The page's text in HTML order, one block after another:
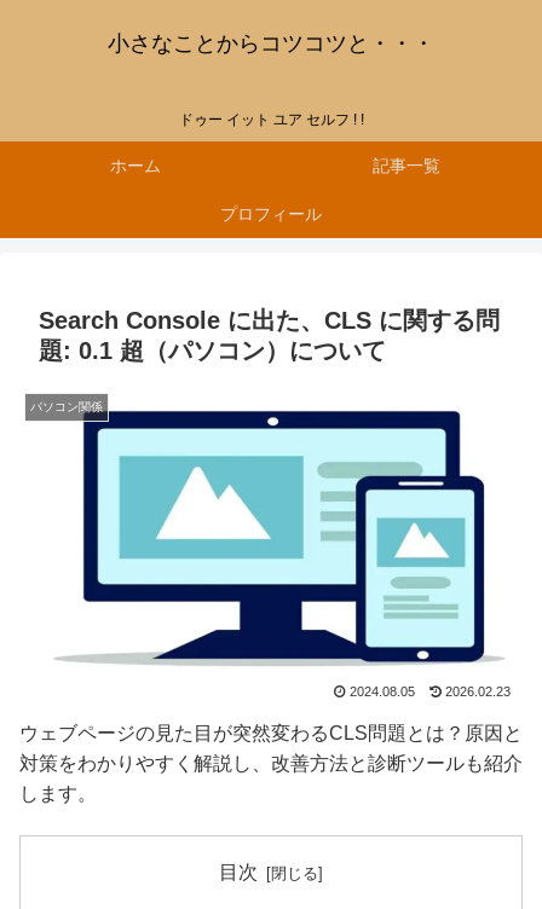
小さなことからコツコツと・・・
ドゥー イット ユア セルフ ! !
ホーム 記事一覧
プロフィール
Search Console に出た、CLS に関する問
題: 0.1 超（パソコン）について
パソコン関係
2024.08.05 2026.02.23
ウェブページの見た目が突然変わるCLS問題とは？原因と
対策をわかりやすく解説し、改善方法と診断ツールも紹介
します。
目次